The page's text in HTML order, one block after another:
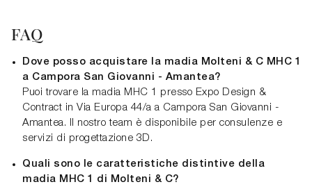
FAQ
Dove posso acquistare la madia Molteni & C MHC 1
a Campora San Giovanni - Amantea?
Puoi trovare la madia MHC 1 presso Expo Design &
Contract in Via Europa 44/a a Campora San Giovanni -
Amantea. Il nostro team è disponibile per consulenze e
servizi di progettazione 3D.
Quali sono le caratteristiche distintive della
madia MHC 1 di Molteni & C?